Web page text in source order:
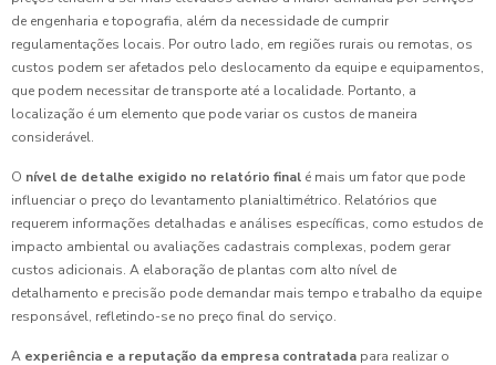
de engenharia e topografia, além da necessidade de cumprir
regulamentações locais. Por outro lado, em regiões rurais ou remotas, os
custos podem ser afetados pelo deslocamento da equipe e equipamentos,
que podem necessitar de transporte até a localidade. Portanto, a
localização é um elemento que pode variar os custos de maneira
considerável.
O nível de detalhe exigido no relatório final é mais um fator que pode
influenciar o preço do levantamento planialtimétrico. Relatórios que
requerem informações detalhadas e análises específicas, como estudos de
impacto ambiental ou avaliações cadastrais complexas, podem gerar
custos adicionais. A elaboração de plantas com alto nível de
detalhamento e precisão pode demandar mais tempo e trabalho da equipe
responsável, refletindo-se no preço final do serviço.
A experiência e a reputação da empresa contratada para realizar o